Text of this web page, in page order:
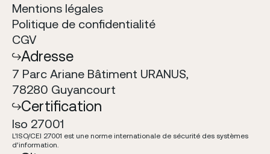
Mentions légales
Politique de confidentialité
CGV
Adresse
7 Parc Ariane Bâtiment URANUS,
78280 Guyancourt
Certification
Iso 27001
L’ISO/CEI 27001 est une norme internationale de sécurité des systèmes
d’information.